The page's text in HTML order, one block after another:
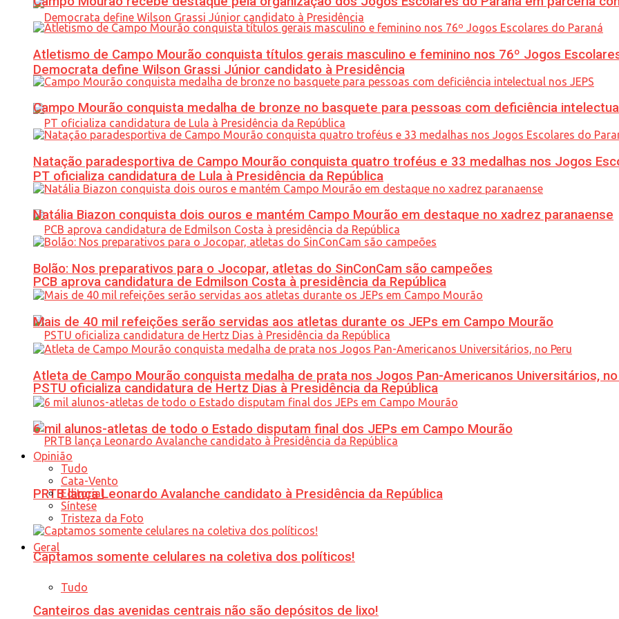
Democrata define Wilson Grassi Júnior candidato à Presidência
PT oficializa candidatura de Lula à Presidência da República
PCB aprova candidatura de Edmilson Costa à presidência da República
PSTU oficializa candidatura de Hertz Dias à Presidência da República
PRTB lança Leonardo Avalanche candidato à Presidência da República
Geral
Tudo
Atletismo de Campo Mourão conquista títulos gerais masculino e feminino nos 76º Jogos
Campo Mourão conquista medalha de bronze no basquete para pessoas com deficiência
Natação paradesportiva de Campo Mourão conquista quatro troféus e 33 medalhas nos Jogos
Natália Biazon conquista dois ouros e mantém Campo Mourão em destaque no xadrez paranaense
Bolão: Nos preparativos para o Jocopar, atletas do SinConCam são campeões
Mais de 40 mil refeições serão servidas aos atletas durante os JEPs em Campo Mourão
Atleta de Campo Mourão conquista medalha de prata nos Jogos Pan-Americanos Universitários,
6 mil alunos-atletas de todo o Estado disputam final dos JEPs em Campo Mourão
Opinião
Tudo
Cata-Vento
Editorial
Síntese
Tristeza da Foto
Captamos somente celulares na coletiva dos políticos!
Canteiros das avenidas centrais não são depósitos de lixo!